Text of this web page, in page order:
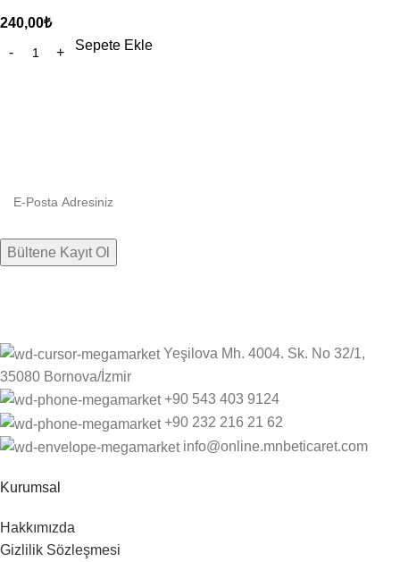
240,00₺
Sepete Ekle
Yeşilova Mh. 4004. Sk. No 32/1,
35080 Bornova/İzmir
+90 543 403 9124
‎+90 232 216 21 62
info@online.mnbeticaret.com
Kurumsal
Hakkımızda
Gizlilik Sözleşmesi